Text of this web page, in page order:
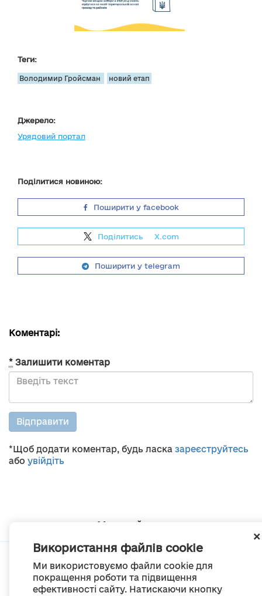
Використання файлів cookie
Ми використовуємо файли cookie для
покращення роботи та підвищення
ефективності сайту. Натискаючи кнопку
Теги:
Володимир Гройсман новий етап
Джерело:
Урядовий портал
Поділитися новиною:
Поширити у facebook
Поділитись X.com
Поширити у telegram
Коментарі:
* Залишити коментар
Відправити
*Щоб додати коментар, будь ласка зареєструйтесь
або увійдіть
Мапа сайту